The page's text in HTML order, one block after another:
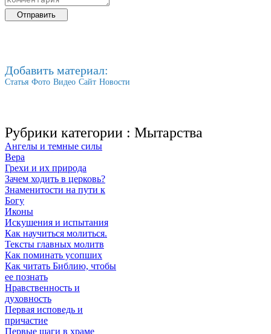
Добавить материал:
Статья Фото Видео Сайт Новости
Рубрики категории : Мытарства
Ангелы и темные силы
Вера
Грехи и их природа
Зачем ходить в церковь?
Знаменитости на пути к
Богу
Иконы
Искушения и испытания
Как научиться молиться.
Тексты главных молитв
Как поминать усопших
Как читать Библию, чтобы
ее познать
Нравственность и
духовность
Первая исповедь и
причастие
Первые шаги в храме